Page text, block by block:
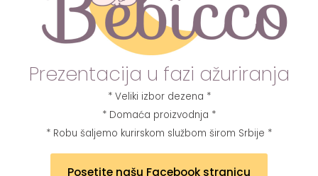
Prezentacija u fazi ažuriranja
* Veliki izbor dezena *
* Domaća proizvodnja *
* Robu šaljemo kurirskom službom širom Srbije *
Posetite našu Facebook stranicu